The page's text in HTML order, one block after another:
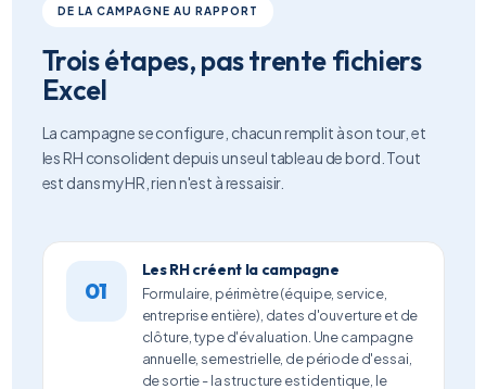
DE LA CAMPAGNE AU RAPPORT
Trois étapes, pas trente fichiers
Excel
La campagne se configure, chacun remplit à son tour, et
les RH consolident depuis un seul tableau de bord. Tout
est dans myHR, rien n'est à ressaisir.
01
Les RH créent la campagne
Formulaire, périmètre (équipe, service,
entreprise entière), dates d'ouverture et de
clôture, type d'évaluation. Une campagne
annuelle, semestrielle, de période d'essai,
de sortie - la structure est identique, le